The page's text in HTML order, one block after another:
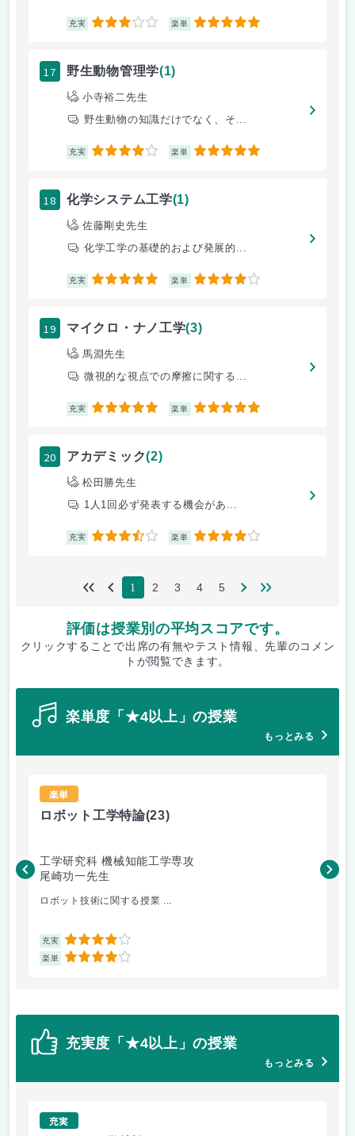
充実 3 楽単 5
17 野生動物管理学(1)
小寺裕二先生
野生動物の知識だけでなく、そ...
充実 4 楽単 5
18 化学システム工学(1)
佐藤剛史先生
化学工学の基礎的および発展的...
充実 5 楽単 4
19 マイクロ・ナノ工学(3)
馬淵先生
微視的な視点での摩擦に関する...
充実 5 楽単 5
20 アカデミック(2)
松田勝先生
1人1回必ず発表する機会があ...
充実 3.5 楽単 4
1 2 3 4 5
評価は授業別の平均スコアです。
クリックすることで出席の有無やテスト情報、先輩のコメン
トが閲覧できます。
楽単度「★4以上」の授業
もっとみる
楽単
ロボット工学特論(23)
工学研究科 機械知能工学専攻
尾崎功一先生
ロボット技術に関する授業 ...
充実 4
楽単 4
松
充実度「★4以上」の授業
もっとみる
充実